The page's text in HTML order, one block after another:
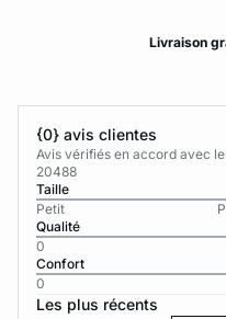
Livraison
{0} avis clientes
Avis vérifiés en accord avec
20488
Taille
Petit
Qualité
0
Confort
0
Les plus récents